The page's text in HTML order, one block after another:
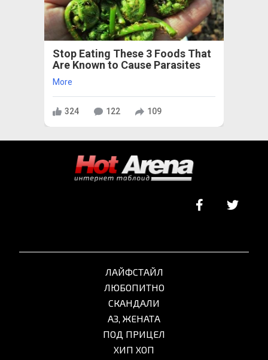
Stop Eating These 3 Foods That
Are Known to Cause Parasites
More
324 122 109
ЛАЙФСТАЙЛ
ЛЮБОПИТНО
СКАНДАЛИ
АЗ, ЖЕНАТА
ПОД ПРИЦЕЛ
ХИП ХОП